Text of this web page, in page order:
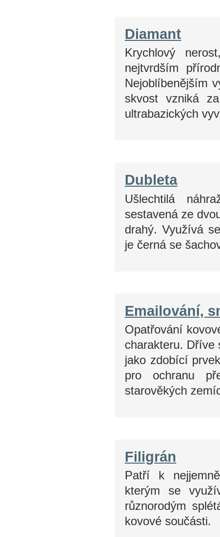
Diamant
Krychlový
nejtvrdším
Nejoblíbenějším
skvost vzniká
ultrabazických
Dubleta
Ušlechtilá
sestavená ze
drahý. Využívá
je černá se
Emailování,
Opatřování
charakteru. Dříve
jako zdobící
pro ochranu
starověkých
Filigrán
Patří k
kterým se
různorodým
kovové součásti.